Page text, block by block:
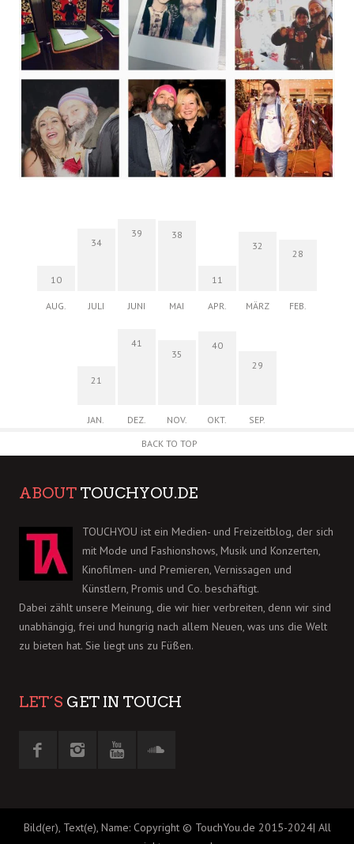
10
AUG.
34
JULI
39
JUNI
38
MAI
11
APR.
32
MÄRZ
28
FEB.
21
JAN.
41
DEZ.
35
NOV.
40
OKT.
29
SEP.
BACK TO TOP
ABOUT TOUCHYOU.DE
TOUCHYOU ist ein Medien- und Freizeitblog, der sich
mit Mode und Fashionshows, Musik und Konzerten,
Kinofilmen- und Premieren, Vernissagen und
Künstlern, Promis und Co. beschäftigt.
Dabei zählt unsere Meinung, die wir hier verbreiten, denn wir sind
unabhängig, frei und hungrig nach allem Neuen, was uns die Welt
zu bieten hat. Sie liegt uns zu Füßen.
LET´S GET IN TOUCH
Bild(er), Text(e), Name: Copyright © TouchYou.de 2015-2024| All